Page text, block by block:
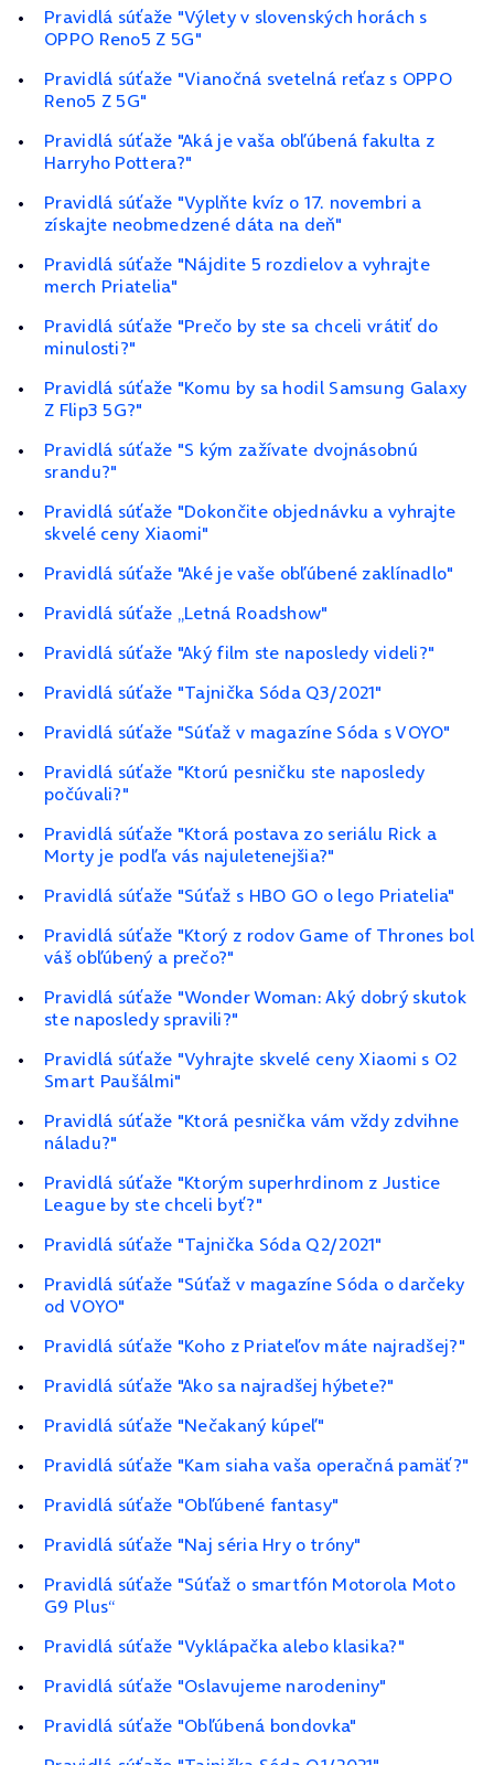
Pravidlá súťaže "Výlety v slovenských horách s
OPPO Reno5 Z 5G"
Pravidlá súťaže "Vianočná svetelná reťaz s OPPO
Reno5 Z 5G"
Pravidlá súťaže "Aká je vaša obľúbená fakulta z
Harryho Pottera?"
Pravidlá súťaže "Vyplňte kvíz o 17. novembri a
získajte neobmedzené dáta na deň"
Pravidlá súťaže "Nájdite 5 rozdielov a vyhrajte
merch Priatelia"
Pravidlá súťaže "Prečo by ste sa chceli vrátiť do
minulosti?"
Pravidlá súťaže "Komu by sa hodil Samsung Galaxy
Z Flip3 5G?"
Pravidlá súťaže "S kým zažívate dvojnásobnú
srandu?"
Pravidlá súťaže "Dokončite objednávku a vyhrajte
skvelé ceny Xiaomi"
Pravidlá súťaže "Aké je vaše obľúbené zaklínadlo"
Pravidlá súťaže „Letná Roadshow"
Pravidlá súťaže "Aký film ste naposledy videli?"
Pravidlá súťaže "Tajnička Sóda Q3/2021"
Pravidlá súťaže "Súťaž v magazíne Sóda s VOYO"
Pravidlá súťaže "Ktorú pesničku ste naposledy
počúvali?"
Pravidlá súťaže "Ktorá postava zo seriálu Rick a
Morty je podľa vás najuletenejšia?"
Pravidlá súťaže "Súťaž s HBO GO o lego Priatelia"
Pravidlá súťaže "Ktorý z rodov Game of Thrones bol
váš obľúbený a prečo?"
Pravidlá súťaže "Wonder Woman: Aký dobrý skutok
ste naposledy spravili?"
Pravidlá súťaže "Vyhrajte skvelé ceny Xiaomi s O2
Smart Paušálmi"
Pravidlá súťaže "Ktorá pesnička vám vždy zdvihne
náladu?"
Pravidlá súťaže "Ktorým superhrdinom z Justice
League by ste chceli byť?"
Pravidlá súťaže "Tajnička Sóda Q2/2021"
Pravidlá súťaže "Súťaž v magazíne Sóda o darčeky
od VOYO"
Pravidlá súťaže "Koho z Priateľov máte najradšej?"
Pravidlá súťaže "Ako sa najradšej hýbete?"
Pravidlá súťaže "Nečakaný kúpeľ"
Pravidlá súťaže "Kam siaha vaša operačná pamäť?"
Pravidlá súťaže "Obľúbené fantasy"
Pravidlá súťaže "Naj séria Hry o tróny"
Pravidlá súťaže "Súťaž o smartfón Motorola Moto
G9 Plus“
Pravidlá súťaže "Vyklápačka alebo klasika?"
Pravidlá súťaže "Oslavujeme narodeniny"
Pravidlá súťaže "Obľúbená bondovka"